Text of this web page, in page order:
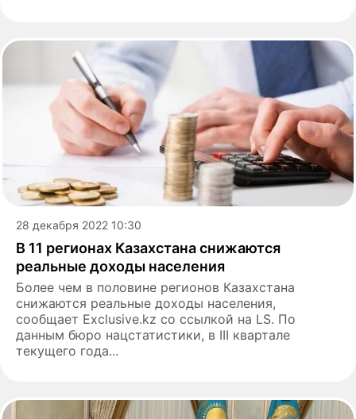
28 декабря 2022 10:30
В 11 регионах Казахстана снижаются
реальные доходы населения
Более чем в половине регионов Казахстана
снижаются реальные доходы населения,
сообщает Exclusive.kz со ссылкой на LS. По
данным бюро нацстатистики, в III квартале
текущего года...